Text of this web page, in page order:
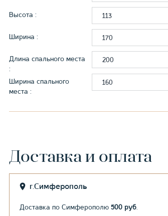
Высота : 113
Ширина : 170
Длина спального места
:
200
Ширина спального
места :
160
Доставка и оплата
г.Симферополь
Доставка по Симферополю 500 руб